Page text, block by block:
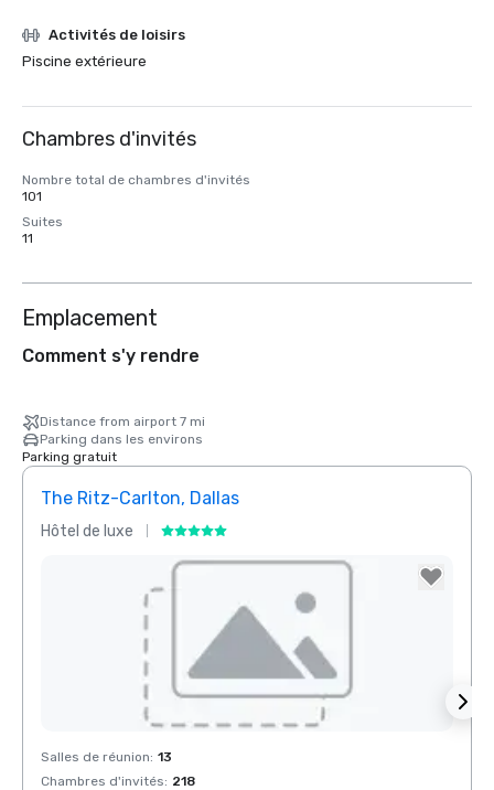
Activités de loisirs
Piscine extérieure
Chambres d'invités
Nombre total de chambres d'invités
101
Suites
11
Emplacement
Comment s'y rendre
Distance from airport 7 mi
Parking dans les environs
Parking gratuit
The Ritz-Carlton, Dallas
Hôtel de luxe
Removed from favorites
Salles de réunion: 13
Chambres d'invités: 218